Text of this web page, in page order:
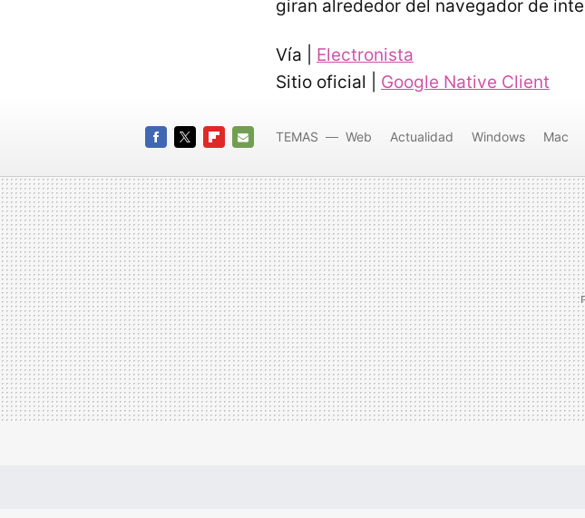
giran alrededor del navegador de
Vía | Electronista
Sitio oficial | Google Native Client
MAIL
TEMAS Web Actualidad Windows Mac
Chrome